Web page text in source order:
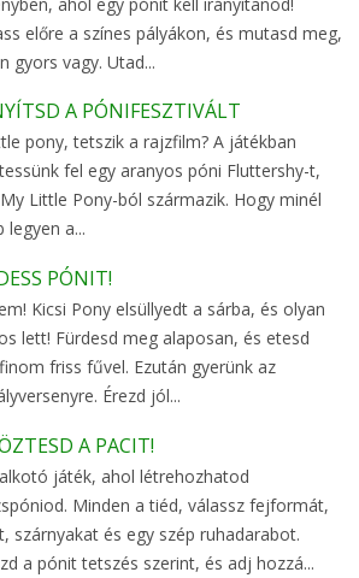
előre a színes pályákon, és mutasd meg,
gyors vagy. Utad...
A PÓNIFESZTIVÁLT
pony, tetszik a rajzfilm? A játékban
fel egy aranyos póni Fluttershy-t,
Little Pony-ból származik. Hogy minél
legyen a...
PÓNIT!
Kicsi Pony elsüllyedt a sárba, és olyan
lett! Fürdesd meg alaposan, és etesd
friss fűvel. Ezután gyerünk az
Érezd jól...
A PACIT!
játék, ahol létrehozhatod
Minden a tiéd, válassz fejformát,
szárnyakat és egy szép ruhadarabot.
a pónit tetszés szerint, és adj hozzá...